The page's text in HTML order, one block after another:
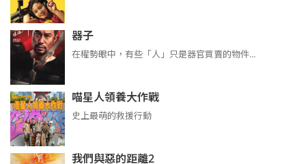
器子
在權勢眼中，有些「人」只是器官買賣的物件...
喵星人領養大作戰
史上最萌的救援行動
我們與惡的距離2